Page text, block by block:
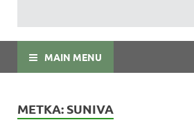
MAIN MENU
МЕТКА: SUNIVA